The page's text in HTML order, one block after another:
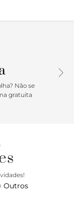
Não se
gratuita
Outros